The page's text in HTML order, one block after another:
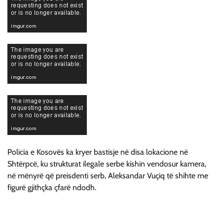
Policia e Kosovës ka kryer bastisje në disa lokacione në
Shtërpcë, ku strukturat ilegale serbe kishin vendosur kamera,
në mënyrë që preisdenti serb, Aleksandar Vuçiq të shihte me
figurë gjithçka çfarë ndodh.